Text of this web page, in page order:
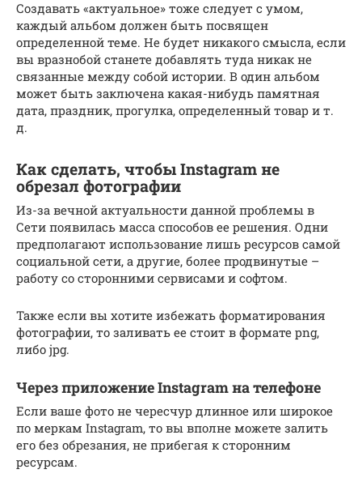
Создавать «актуальное» тоже следует с умом,
каждый альбом должен быть посвящен
определенной теме. Не будет никакого смысла, если
вы вразнобой станете добавлять туда никак не
связанные между собой истории. В один альбом
может быть заключена какая-нибудь памятная
дата, праздник, прогулка, определенный товар и т.
д.
Как сделать, чтобы Instagram не
обрезал фотографии
Из-за вечной актуальности данной проблемы в
Сети появилась масса способов ее решения. Одни
предполагают использование лишь ресурсов самой
социальной сети, а другие, более продвинутые –
работу со сторонними сервисами и софтом.
Также если вы хотите избежать форматирования
фотографии, то заливать ее стоит в формате png,
либо jpg.
Через приложение Instagram на телефоне
Если ваше фото не чересчур длинное или широкое
по меркам Instagram, то вы вполне можете залить
его без обрезания, не прибегая к сторонним
ресурсам.